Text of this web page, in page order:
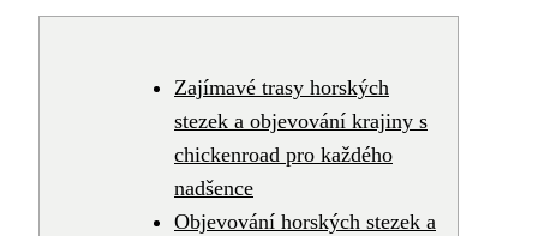
Zajímavé trasy horských
stezek a objevování krajiny s
chickenroad pro každého
nadšence
Objevování horských stezek a